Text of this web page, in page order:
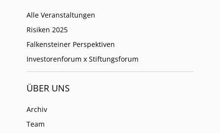
Alle Veranstaltungen
Risiken 2025
Falkensteiner Perspektiven
Investorenforum x Stiftungsforum
ÜBER UNS
Archiv
Team